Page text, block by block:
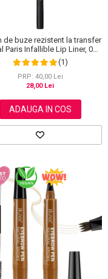
de buze rezistent la transfer
Paris Infallible Lip Liner, 001
Highlight On Point
(1)
PRP: 40,00 Lei
28,00 Lei
ADAUGA IN COS